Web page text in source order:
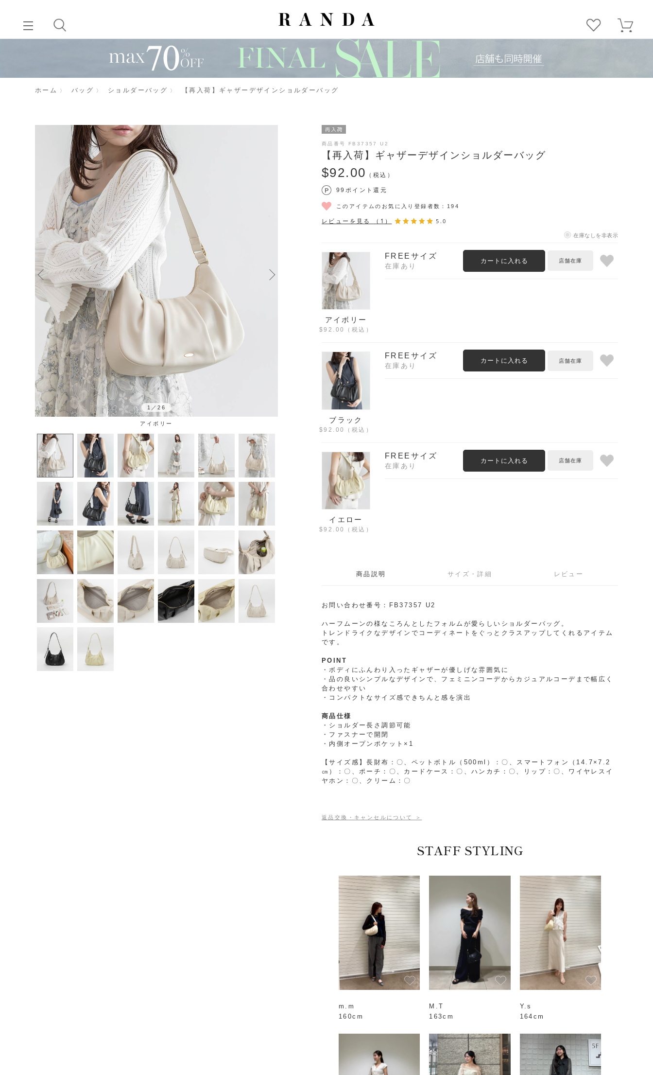
ホーム バッグ ショルダーバッグ 【再入荷】ギャザーデザインショルダーバッグ
1 ／26
アイボリー
商品番号 FB37357 U2
【再入荷】ギャザーデザインショルダーバッグ
$‌92.00 （税込）
99ポイント還元
このアイテムのお気に入り登録者数： 194
レビューを見る （1） 5.0
在庫なしを非表示
アイボリー
$‌92.00 （税込）
FREEサイズ
在庫あり
カートに入れる
ブラック
$‌92.00 （税込）
FREEサイズ
在庫あり
カートに入れる
イエロー
$‌92.00 （税込）
FREEサイズ
在庫あり
カートに入れる
商品説明 サイズ・詳細 レビュー
お問い合わせ番号：FB37357 U2
ハーフムーンの様なころんとしたフォルムが愛らしいショルダーバッグ。
トレンドライクなデザインでコーディネートをぐっとクラスアップしてくれるアイテム
です。
POINT
・ボディにふんわり入ったギャザーが優しげな雰囲気に
・品の良いシンプルなデザインで、フェミニンコーデからカジュアルコーデまで幅広く
合わせやすい
・コンパクトなサイズ感できちんと感を演出
商品仕様
・ショルダー長さ調節可能
・ファスナーで開閉
・内側オープンポケット×1
【サイズ感】長財布：〇、ペットボトル（500ml）：〇、スマートフォン（14.7×7.2
㎝）：〇、ポーチ：〇、カードケース：〇、ハンカチ：〇、リップ：〇、ワイヤレスイ
ヤホン：〇、クリーム：〇
返品交換・キャンセルについて ＞
STAFF STYLING
m.m
160cm
M.T
163cm
Y.s
164cm